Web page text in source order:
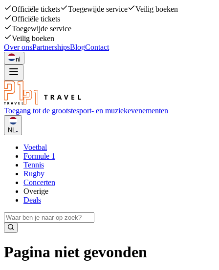
Officiële tickets Toegewijde service
Veilig boeken
Officiële tickets
Toegewijde service
Veilig boeken
Over onsPartnershipsBlogContact
nl
Toegang tot de grootstesport- en muziekevenementen
NL
Voetbal
Formule 1
Tennis
Rugby
Concerten
Overige
Deals
Pagina niet gevonden